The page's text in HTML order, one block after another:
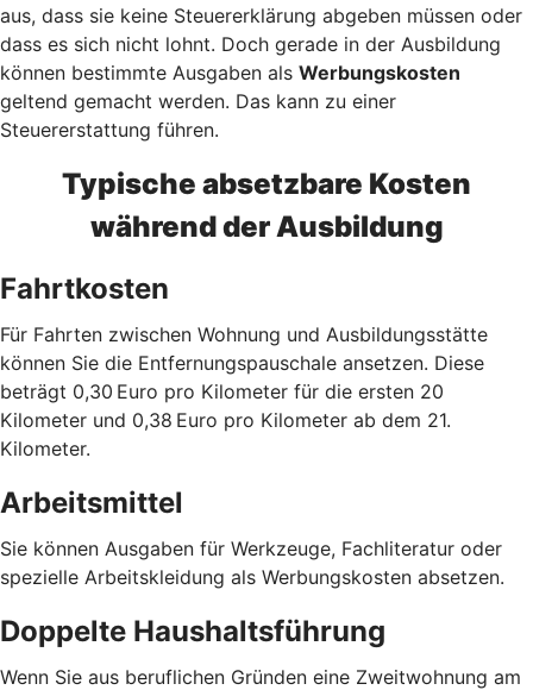
aus, dass sie keine Steuererklärung abgeben müssen oder
dass es sich nicht lohnt. Doch gerade in der Ausbildung
können bestimmte Ausgaben als Werbungskosten
geltend gemacht werden. Das kann zu einer
Steuererstattung führen.
Typische absetzbare Kosten
während der Ausbildung
Fahrtkosten
Für Fahrten zwischen Wohnung und Ausbildungsstätte
können Sie die Entfernungspauschale ansetzen. Diese
beträgt 0,30 Euro pro Kilometer für die ersten 20
Kilometer und 0,38 Euro pro Kilometer ab dem 21.
Kilometer.
Arbeitsmittel
Sie können Ausgaben für Werkzeuge, Fachliteratur oder
spezielle Arbeitskleidung als Werbungskosten absetzen.
Doppelte Haushaltsführung
Wenn Sie aus beruflichen Gründen eine Zweitwohnung am